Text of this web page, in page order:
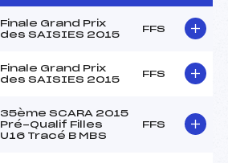
Finale Grand Prix
des SAISIES 2015
FFS
Finale Grand Prix
des SAISIES 2015
FFS
35ème SCARA 2015
Pré-Qualif Filles
U16 Tracé B MBS
FFS